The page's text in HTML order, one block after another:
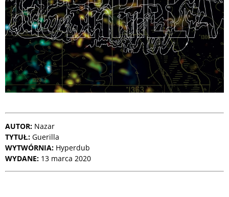
AUTOR: Nazar
TYTUŁ: Guerilla
WYTWÓRNIA: Hyperdub
WYDANE: 13 marca 2020